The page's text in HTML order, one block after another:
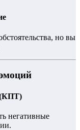
но вы
(КПТ)
негативные